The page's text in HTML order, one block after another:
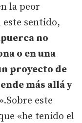
la peor
sentido,
no
o en una
proyecto de
más allá y
este
«he tenido el